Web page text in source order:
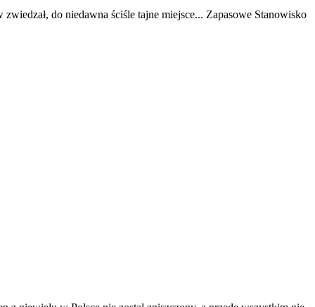
do niedawna ściśle tajne miejsce... Zapasowe Stanowisko